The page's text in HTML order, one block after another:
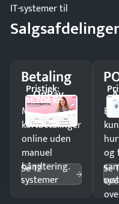
IT-systemer til
Betaling
OnPay
Pristjek:
11.208 kr
Modtag
kortbetalinger
online uden
manuel
håndtering.
Se 12
systemer
og
Se